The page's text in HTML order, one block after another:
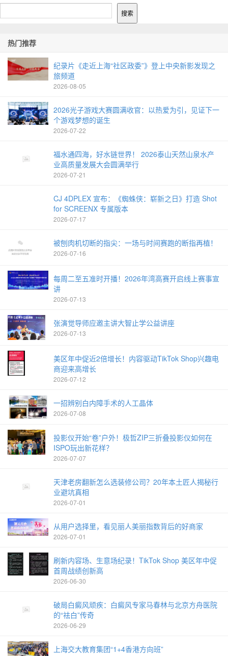
搜索
热门推荐
纪录片《走近上海“社区政委”》登上中央新影发现之
旅频道
2026-08-05
2026光子游戏大赛圆满收官：以热爱为引，见证下一
个游戏梦想的诞生
2026-07-22
福水通四海，好水链世界！ 2026泰山天然山泉水产
业高质量发展大会圆满举行
2026-07-21
CJ 4DPLEX 宣布：《蜘蛛侠：崭新之日》打造 Shot
for SCREENX 专属版本
2026-07-17
被刨肉机切断的指尖：一场与时间赛跑的断指再植！
2026-07-16
每周二至五准时开播！2026年湾高赛开启线上赛事宣
讲
2026-07-13
张演觉导师应邀主讲大智止学公益讲座
2026-07-13
美区年中促近2倍增长！内容驱动TikTok Shop兴趣电
商迎来高增长
2026-07-12
一招辨别白内障手术的人工晶体
2026-07-08
投影仪开始“卷”户外！极哲ZIP三折叠投影仪如何在
ISPO玩出新花样？
2026-07-07
天津老房翻新怎么选装修公司？20年本土匠人揭秘行
业避坑真相
2026-07-01
从用户选择里，看见丽人美丽指数背后的好商家
2026-07-01
刷新内容场、生意场纪录！TikTok Shop 美区年中促
首周战绩创新高
2026-06-30
破局白癜风顽疾：白癜风专家马春林与北京方舟医院
的“祛白”传奇
2026-06-29
上海交大教育集团“1+4香港方向班”